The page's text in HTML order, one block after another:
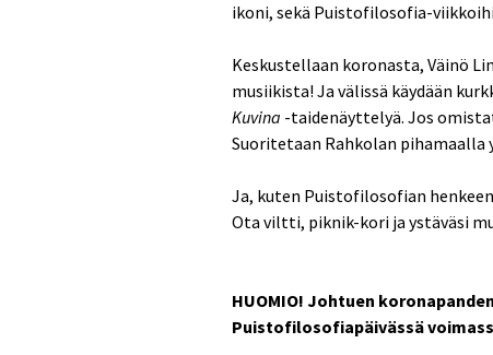
ikoni, sekä Puistofilosofia-
Keskustellaan koronasta, Väinö
musiikista! Ja välissä käydään
Kuvina -taidenäyttelyä. Jos
Suoritetaan Rahkolan
Ja, kuten Puistofilosofian
Ota viltti, piknik-kori ja ystäväsi
HUOMIO! Johtuen
Puistofilosofiapäivässä